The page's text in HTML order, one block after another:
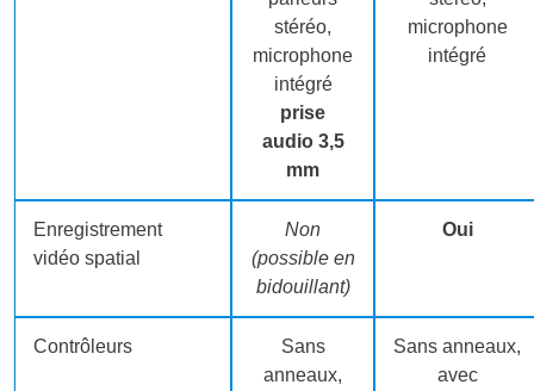
stéréo,
microphone
intégré
prise
audio 3,5
mm
microphone
intégré
Enregistrement
vidéo spatial
Non
(possible en
bidouillant)
Oui
Contrôleurs
Sans
anneaux,
Sans anneaux,
avec